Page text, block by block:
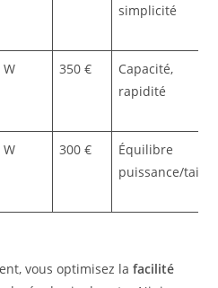
simplicité
W 350 €
Capacité,
rapidité
W 300 €
Équilibre
puissance/taille
vous optimisez lafacilité